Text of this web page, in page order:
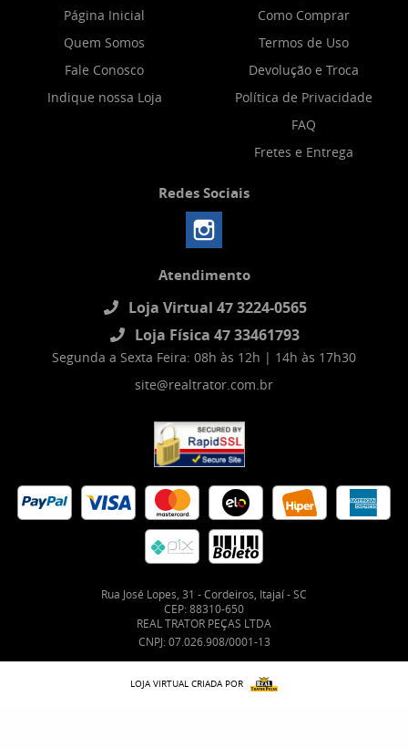
Página Inicial
Quem Somos
Fale Conosco
Indique nossa Loja
Como Comprar
Termos de Uso
Devolução e Troca
Política de Privacidade
FAQ
Fretes e Entrega
Redes Sociais
Atendimento
Loja Virtual 47 3224-0565
Loja Física 47 33461793
Segunda a Sexta Feira: 08h às 12h | 14h às 17h30
site@realtrator.com.br
Rua José Lopes, 31 -Cordeiros, Itajaí-SC
CEP: 88310-650
REAL TRATOR PEÇAS LTDA
CNPJ: 07.026.908/0001-13
LOJA VIRTUAL CRIADA POR